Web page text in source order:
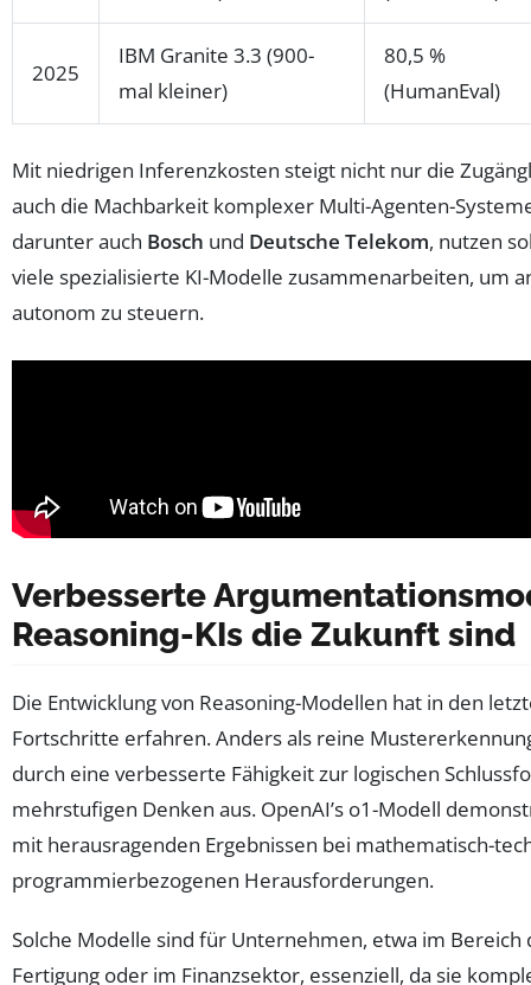
2025
IBM Granite 3.3 (900-
mal kleiner)
80,5 %
(HumanEval)
Mit niedrigen Inferenzkosten steigt nicht nur die
auch die Machbarkeit komplexer Multi-Agenten-
darunter auch Bosch und Deutsche Telekom, nutzen
viele spezialisierte KI-Modelle zusammenarbeiten, um
autonom zu steuern.
Verbesserte
Reasoning-KIs die Zukunft sind
Die Entwicklung von Reasoning-Modellen hat in den
Fortschritte erfahren. Anders als reine
durch eine verbesserte Fähigkeit zur logischen
mehrstufigen Denken aus. OpenAI’s o1-Modell
mit herausragenden Ergebnissen bei mathematisch-
programmierbezogenen Herausforderungen.
Solche Modelle sind für Unternehmen, etwa im
Fertigung oder im Finanzsektor, essenziell, da sie